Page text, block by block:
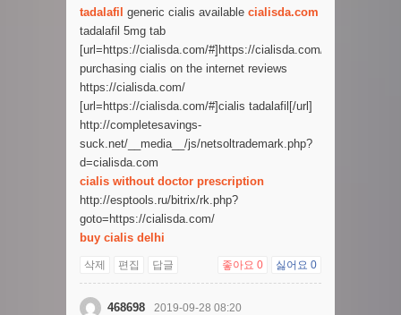
tadalafil generic cialis available cialisda.com
tadalafil 5mg tab
[url=https://cialisda.com/#]https://cialisda.com/[/url]
purchasing cialis on the internet reviews
https://cialisda.com/
[url=https://cialisda.com/#]cialis tadalafil[/url]
http://completesavings-
suck.net/__media__/js/netsoltrademark.php?
d=cialisda.com
cialis without doctor prescription
http://esptools.ru/bitrix/rk.php?
goto=https://cialisda.com/
buy cialis delhi
삭제 편집 답글 좋아요 0 싫어요 0
468698 2019-09-28 08:20